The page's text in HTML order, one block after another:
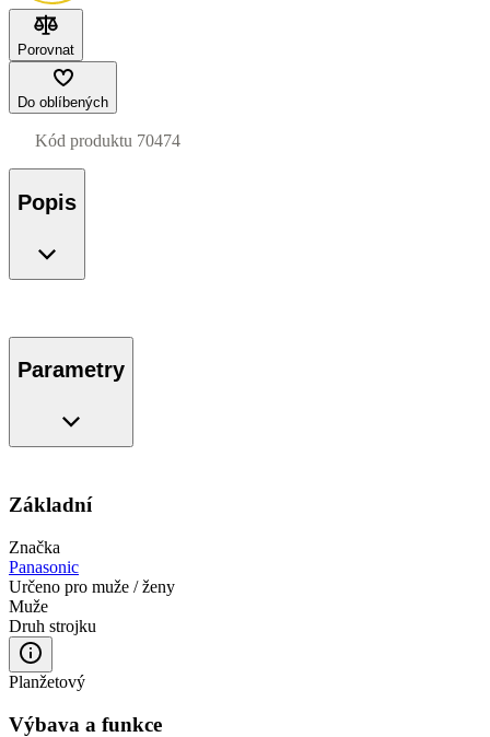
Porovnat
Do oblíbených
Kód produktu 70474
Popis
Parametry
Základní
Značka
Panasonic
Určeno pro muže / ženy
Muže
Druh strojku
Planžetový
Výbava a funkce